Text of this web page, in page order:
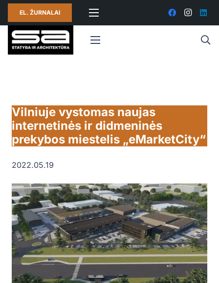
EL. ŽURNALAI
Vilniuje vystomas naujas
internetinės ir didmeninės
prekybos miestelis „eMarketCity“
2022.05.19